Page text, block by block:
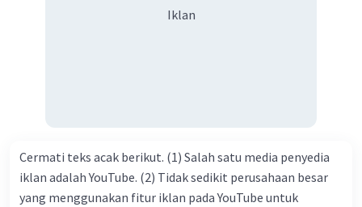
limpahan karuniaNya kita bisa berkumpul di sini. Kalimat
Iklan
Cermati teks acak berikut. (1) Salah satu media penyedia
iklan adalah YouTube. (2) Tidak sedikit perusahaan besar
yang menggunakan fitur iklan pada YouTube untuk